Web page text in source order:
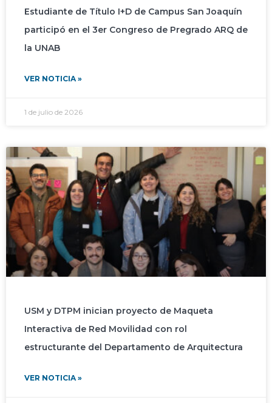
Estudiante de Título I+D de Campus San Joaquín
participó en el 3er Congreso de Pregrado ARQ de
la UNAB
VER NOTICIA »
1 de julio de 2026
USM y DTPM inician proyecto de Maqueta
Interactiva de Red Movilidad con rol
estructurante del Departamento de Arquitectura
VER NOTICIA »